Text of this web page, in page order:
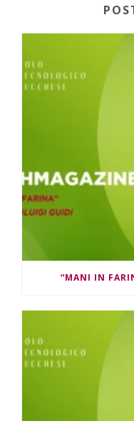
“MANI IN